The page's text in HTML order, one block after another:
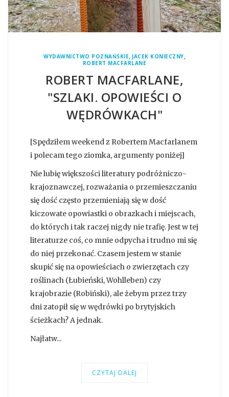
WYDAWNICTWO POZNAŃSKIE, JACEK KONIECZNY,
ROBERT MACFARLANE
ROBERT MACFARLANE,
"SZLAKI. OPOWIEŚCI O
WĘDRÓWKACH"
[Spędziłem weekend z Robertem Macfarlanem
i polecam tego ziomka, argumenty poniżej]
Nie lubię większości literatury podróżniczo-
krajoznawczej, rozważania o przemieszczaniu
się dość często przemieniają się w dość
kiczowate opowiastki o obrazkach i miejscach,
do których i tak raczej nigdy nie trafię. Jest w tej
literaturze coś, co mnie odpycha i trudno mi się
do niej przekonać. Czasem jestem w stanie
skupić się na opowieściach o zwierzętach czy
roślinach (Łubieński, Wohlleben) czy
krajobrazie (Robiński), ale żebym przez trzy
dni zatopił się w wędrówki po brytyjskich
ścieżkach? A jednak.
Najłatw...
CZYTAJ DALEJ